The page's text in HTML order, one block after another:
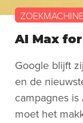
AI Max
Google blijft
en de
campagnes
moet het